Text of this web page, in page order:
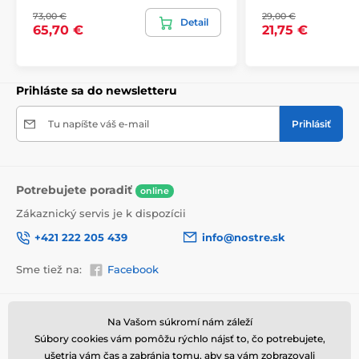
bezpečne doručený až k vám domov. Preto po
dôkladnom odkontrolovaní kvality balíme obrazy do
hrubej bublinkovej fólie.Obraz vám je doručený
o krehkom tovare, čo znižuje mieru poškodenia počas
Výhody obrazov na plátne
73,00 €
65,70 €
Detail 29,00 €
21,75 €
Prihláste sa do newsletteru
Tu napíšte váš e-mail Prihlásiť
Potrebujete poradiť online
Zákaznický servis je k dispozícii
+421 222 205 439
info@nostre.sk
Sme tiež na: Facebook
Informácie o nákupe
Obchodné a reklamačné
podmienky
Užitočné informácie
Často kladené otázky
Na Vašom súkromí nám záleží
Súbory cookies vám pomôžu rýchlo nájsť to, čo potrebujete,
ušetria vám čas a zabránia tomu, aby sa vám zobrazovali